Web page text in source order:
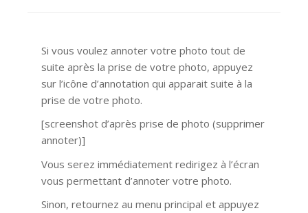
Si vous voulez annoter votre photo tout de
suite après la prise de votre photo, appuyez
sur l’icône d’annotation qui apparait suite à la
prise de votre photo.
[screenshot d’après prise de photo (supprimer
annoter)]
Vous serez immédiatement redirigez à l’écran
vous permettant d’annoter votre photo.
Sinon, retournez au menu principal et appuyez